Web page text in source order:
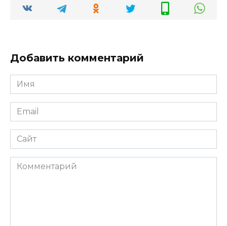
Добавить комментарий
Имя
*
Email
*
Сайт
Комментарий